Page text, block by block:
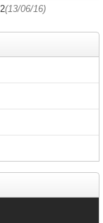
(13/06/16)